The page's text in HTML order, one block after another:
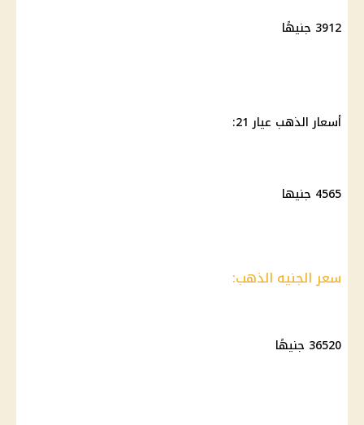
3912 جنيهًا
أسعارالذهب عيار 21 :
4565 جنيها
سعر الجنيه الذهب:
36520 جنيهًا